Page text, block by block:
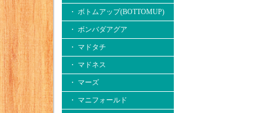
・ ボトムアップ(BOTTOMUP)
・ ボンバダアグア
・ マドタチ
・ マドネス
・ マーズ
・ マニフォールド